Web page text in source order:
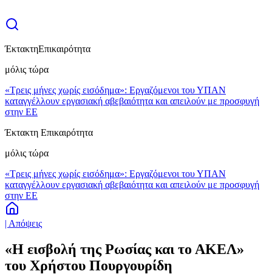
ΈκτακτηΕπικαιρότητα
μόλις τώρα
«Τρεις μήνες χωρίς εισόδημα»: Εργαζόμενοι του ΥΠΑΝ
καταγγέλλουν εργασιακή αβεβαιότητα και απειλούν με προσφυγή
στην ΕΕ
Έκτακτη Επικαιρότητα
μόλις τώρα
«Τρεις μήνες χωρίς εισόδημα»: Εργαζόμενοι του ΥΠΑΝ
καταγγέλλουν εργασιακή αβεβαιότητα και απειλούν με προσφυγή
στην ΕΕ
| Απόψεις
«Η εισβολή της Ρωσίας και το ΑΚΕΛ»
του Χρήστου Πουργουρίδη